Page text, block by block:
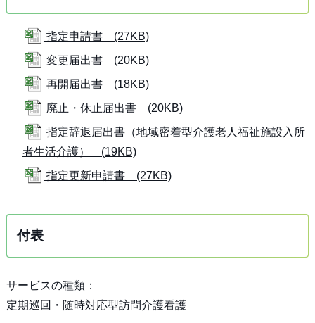
指定申請書 (27KB)
変更届出書 (20KB)
再開届出書 (18KB)
廃止・休止届出書 (20KB)
指定辞退届出書（地域密着型介護老人福祉施設入所
者生活介護） (19KB)
指定更新申請書 (27KB)
付表
サービスの種類：
定期巡回・随時対応型訪問介護看護